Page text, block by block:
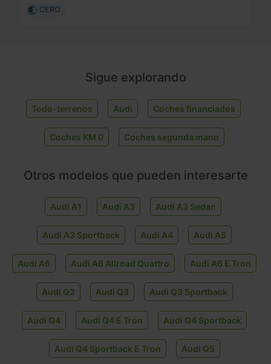
CERO
Sigue explorando
Todo-terrenos Audi Coches financiados
Coches KM 0 Coches segunda mano
Otros modelos que pueden interesarte
Audi A1 Audi A3 Audi A3 Sedan
Audi A3 Sportback Audi A4 Audi A5
Audi A6 Audi A6 Allroad Quattro Audi A6 E Tron
Audi Q2 Audi Q3 Audi Q3 Sportback
Audi Q4 Audi Q4 E Tron Audi Q4 Sportback
Audi Q4 Sportback E Tron Audi Q5